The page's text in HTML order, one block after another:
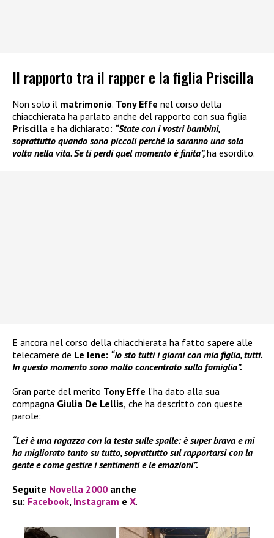
Il rapporto tra il rapper e la figlia Priscilla
Non solo il matrimonio. Tony Effe nel corso della
chiacchierata ha parlato anche del rapporto con sua figlia
Priscilla e ha dichiarato: “State con i vostri bambini,
soprattutto quando sono piccoli perché lo saranno una sola
volta nella vita. Se ti perdi quel momento è finita”,ha esordito.
E ancora nel corso della chiacchierata ha fatto sapere alle
telecamere de Le Iene: “Io sto tutti i giorni con mia figlia, tutti.
In questo momento sono molto concentrato sulla famiglia”.
Gran parte del merito Tony Effe l’ha dato alla sua
compagna Giulia De Lellis, che ha descritto con queste
parole:
“Lei è una ragazza con la testa sulle spalle: è super brava e mi
ha migliorato tanto su tutto, soprattutto sul rapportarsi con la
gente e come gestire i sentimenti e le emozioni”.
Seguite Novella 2000 anche
su: Facebook, Instagram e X.